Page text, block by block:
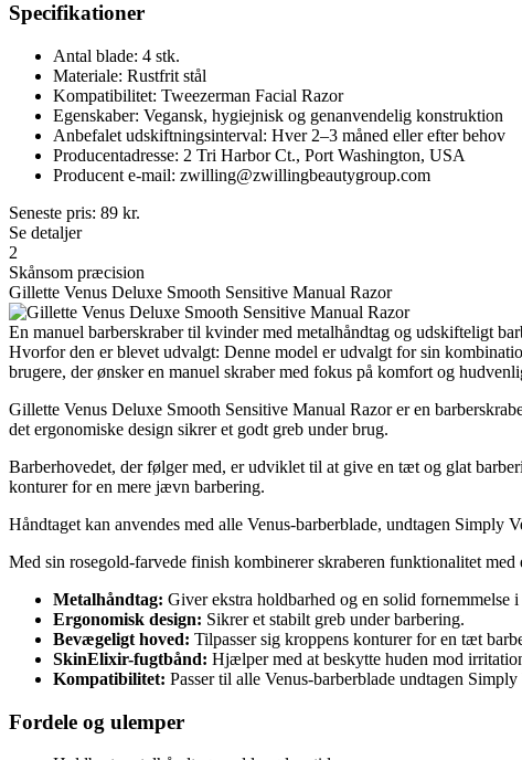
Specifikationer
Antal blade: 4 stk.
Materiale: Rustfrit stål
Kompatibilitet: Tweezerman Facial Razor
Egenskaber: Vegansk, hygiejnisk og genanvendelig konstruktion
Anbefalet udskiftningsinterval: Hver 2–3 måned eller efter behov
Producentadresse: 2 Tri Harbor Ct., Port Washington, USA
Producent e-mail: zwilling@zwillingbeautygroup.com
Seneste pris: 89 kr.
Se detaljer
2
Skånsom præcision
Gillette Venus Deluxe Smooth Sensitive Manual Razor
En manuel barberskraber til kvinder med metalhåndtag og udskifteligt
Hvorfor den er blevet udvalgt: Denne model er udvalgt for sin
brugere, der ønsker en manuel skraber med fokus på komfort og
Gillette Venus Deluxe Smooth Sensitive Manual Razor er en
det ergonomiske design sikrer et godt greb under brug.
Barberhovedet, der følger med, er udviklet til at give en tæt og glat
konturer for en mere jævn barbering.
Håndtaget kan anvendes med alle Venus-barberblade, undtagen
Med sin rosegold-farvede finish kombinerer skraberen funktionalitet
Metalhåndtag: Giver ekstra holdbarhed og en solid fornemmelse i
Ergonomisk design: Sikrer et stabilt greb under barbering.
Bevægeligt hoved: Tilpasser sig kroppens konturer for en tæt
SkinElixir-fugtbånd: Hjælper med at beskytte huden mod
Kompatibilitet: Passer til alle Venus-barberblade undtagen
Fordele og ulemper